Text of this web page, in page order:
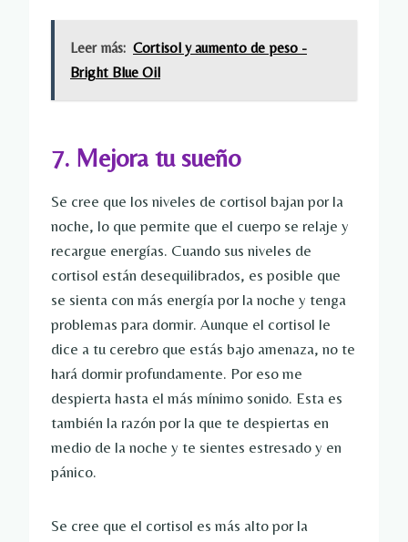
Leer más: Cortisol y aumento de peso -
Bright Blue Oil
7. Mejora tu sueño
Se cree que los niveles de cortisol bajan por la
noche, lo que permite que el cuerpo se relaje y
recargue energías. Cuando sus niveles de
cortisol están desequilibrados, es posible que
se sienta con más energía por la noche y tenga
problemas para dormir. Aunque el cortisol le
dice a tu cerebro que estás bajo amenaza, no te
hará dormir profundamente. Por eso me
despierta hasta el más mínimo sonido. Esta es
también la razón por la que te despiertas en
medio de la noche y te sientes estresado y en
pánico.
Se cree que el cortisol es más alto por la